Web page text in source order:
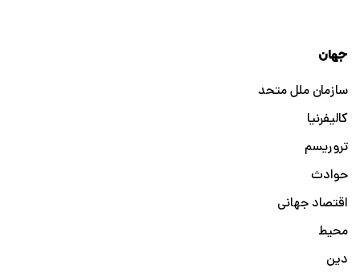
جهان
سازمان ملل متحد
کالیفرنیا
تروریسم
حوادث
اقتصاد جهانی
محیط
دین